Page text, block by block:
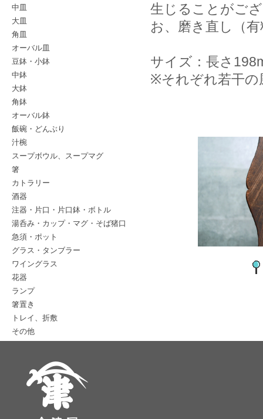
中皿
大皿
角皿
オーバル皿
豆鉢・小鉢
中鉢
大鉢
角鉢
オーバル鉢
飯碗・どんぶり
汁椀
スープボウル、スープマグ
箸
カトラリー
酒器
注器・片口・片口鉢・ボトル
湯呑み・カップ・マグ・そば猪口
急須・ポット
グラス・タンブラー
ワイングラス
花器
ランプ
箸置き
トレイ、折敷
その他
生じることがご
お、磨き直し（
サイズ：長さ
※それぞれ若干の